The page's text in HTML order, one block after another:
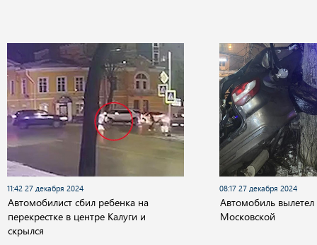
11:42 27 декабря 2024
Автомобилист сбил ребенка на
перекрестке в центре Калуги и
скрылся
08:17 27 декабря 2024
Автомобиль
Московской